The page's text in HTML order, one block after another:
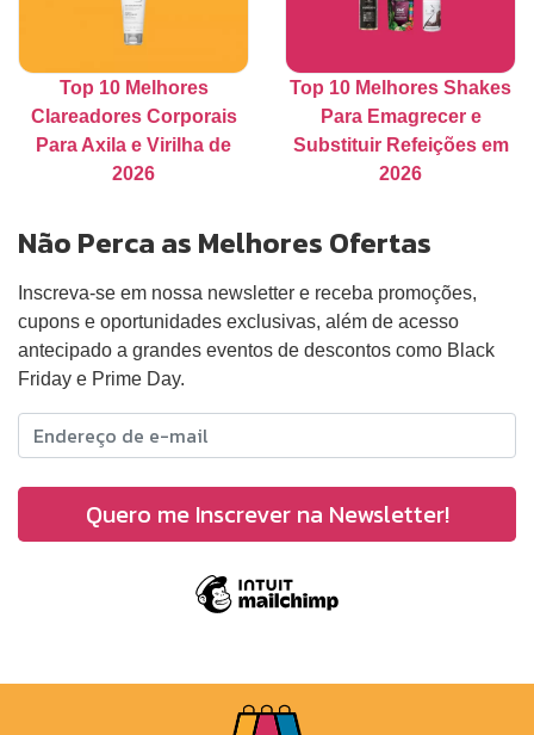
Top 10 Melhores
Clareadores Corporais
Para Axila e Virilha de
2026
Top 10 Melhores Shakes
Para Emagrecer e
Substituir Refeições em
2026
Não Perca as Melhores Ofertas
Inscreva-se em nossa newsletter e receba promoções,
cupons e oportunidades exclusivas, além de acesso
antecipado a grandes eventos de descontos como Black
Friday e Prime Day.